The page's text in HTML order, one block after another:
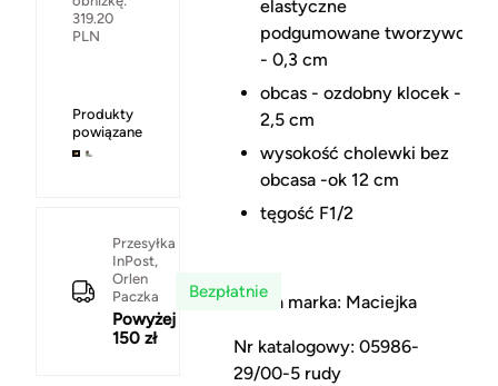
319.20
PLN
Produkty
powiązane
Przesyłka
InPost,
Orlen
Paczka
Powyżej
150 zł
Bezpłatnie
elastyczne
podgumowane tworzywo
- 0,3 cm
obcas - ozdobny klocek -
2,5 cm
wysokość cholewki bez
obcasa -ok 12 cm
tęgość F1/2
Polska marka: Maciejka
Nr katalogowy: 05986-
29/00-5 rudy